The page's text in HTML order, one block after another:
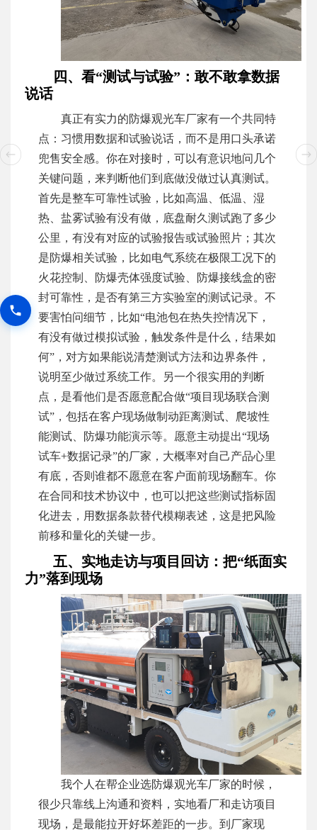
四、看“测试与试验”：敢不敢拿数据
说话
真正有实力的防爆观光车厂家有一个共同特
点：习惯用数据和试验说话，而不是用口头承诺
兜售安全感。你在对接时，可以有意识地问几个
关键问题，来判断他们到底做没做过认真测试。
首先是整车可靠性试验，比如高温、低温、湿
热、盐雾试验有没有做，底盘耐久测试跑了多少
公里，有没有对应的试验报告或试验照片；其次
是防爆相关试验，比如电气系统在极限工况下的
火花控制、防爆壳体强度试验、防爆接线盒的密
封可靠性，是否有第三方实验室的测试记录。不
要害怕问细节，比如“电池包在热失控情况下，
有没有做过模拟试验，触发条件是什么，结果如
何”，对方如果能说清楚测试方法和边界条件，
说明至少做过系统工作。另一个很实用的判断
点，是看他们是否愿意配合做“项目现场联合测
试”，包括在客户现场做制动距离测试、爬坡性
能测试、防爆功能演示等。愿意主动提出“现场
试车+数据记录”的厂家，大概率对自己产品心里
有底，否则谁都不愿意在客户面前现场翻车。你
在合同和技术协议中，也可以把这些测试指标固
化进去，用数据条款替代模糊表述，这是把风险
前移和量化的关键一步。
五、实地走访与项目回访：把“纸面实
力”落到现场
我个人在帮企业选防爆观光车厂家的时候，
很少只靠线上沟通和资料，实地看厂和走访项目
现场，是最能拉开好坏差距的一步。到厂家现